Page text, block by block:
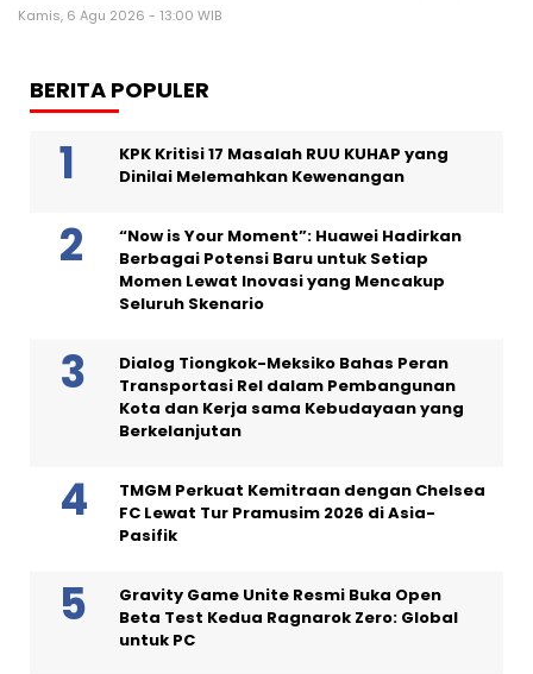
Kamis, 6 Agu 2026 - 13:00 WIB
BERITA POPULER
KPK Kritisi 17 Masalah RUU KUHAP yang
Dinilai Melemahkan Kewenangan
“Now is Your Moment”: Huawei Hadirkan
Berbagai Potensi Baru untuk Setiap
Momen Lewat Inovasi yang Mencakup
Seluruh Skenario
Dialog Tiongkok-Meksiko Bahas Peran
Transportasi Rel dalam Pembangunan
Kota dan Kerja sama Kebudayaan yang
Berkelanjutan
TMGM Perkuat Kemitraan dengan Chelsea
FC Lewat Tur Pramusim 2026 di Asia-
Pasifik
Gravity Game Unite Resmi Buka Open
Beta Test Kedua Ragnarok Zero: Global
untuk PC